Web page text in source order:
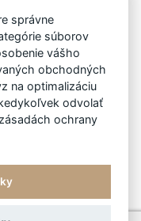
republik
správne
súborov
vášho
obchodných
na optimalizáciu
odvolať
ochrany